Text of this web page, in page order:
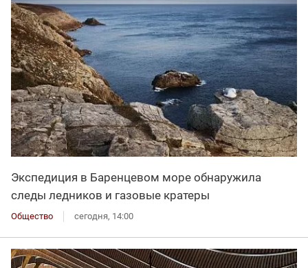
Экспедиция в Баренцевом море обнаружила
следы ледников и газовые кратеры
Общество сегодня, 14:00